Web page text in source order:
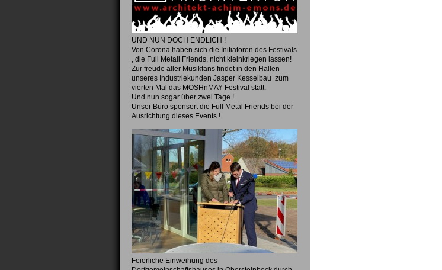
UND NUN DOCH ENDLICH !
Von Corona haben sich die Initiatoren des Festivals
, die Full Metall Friends, nicht kleinkriegen lassen!
Zur freude aller Musikfans findet in den Hallen
unseres Industriekunden Jasper Kesselbau zum
vierten Mal das MOSHnMAY Festival statt.
Und nun sogar über zwei Tage !
Unser Büro sponsert die Full Metal Friends bei der
Ausrichtung dieses Events !
Feierliche Einweihung des